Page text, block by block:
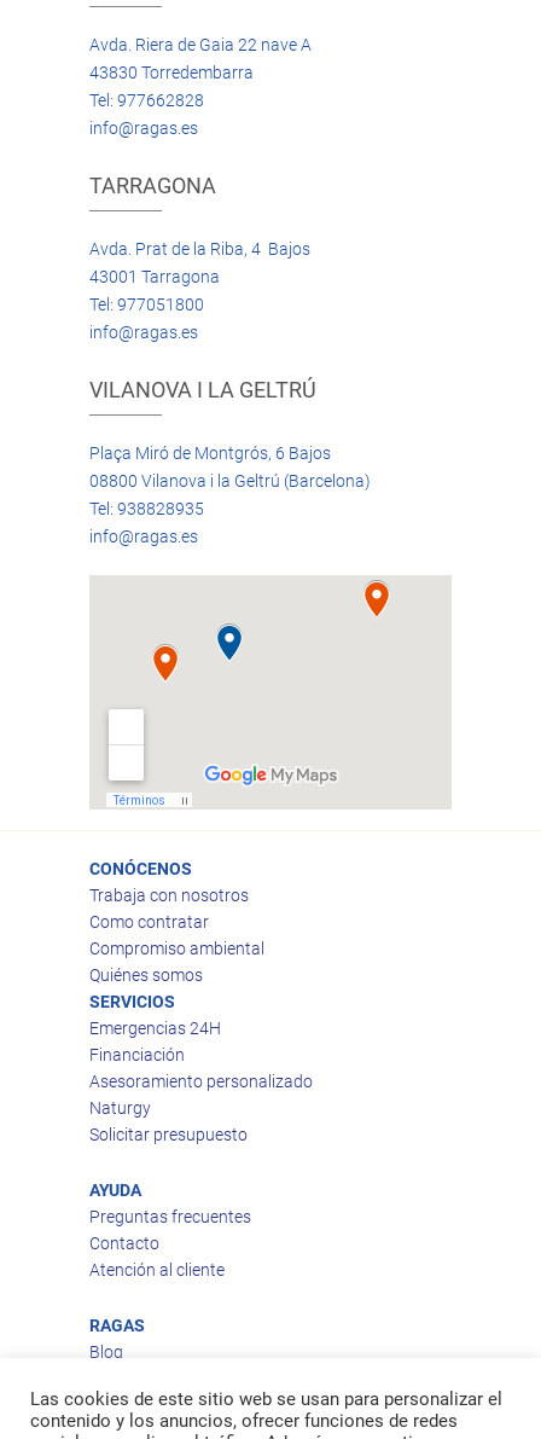
Avda. Riera de Gaia 22 nave A
43830 Torredembarra
Tel: 977662828
info@ragas.es
TARRAGONA
Avda. Prat de la Riba, 4 Bajos
43001 Tarragona
Tel: 977051800
info@ragas.es
VILANOVA I LA GELTRÚ
Plaça Miró de Montgrós, 6 Bajos
08800 Vilanova i la Geltrú (Barcelona)
Tel: 938828935
info@ragas.es
CONÓCENOS
Trabaja con nosotros
Como contratar
Compromiso ambiental
Quiénes somos
SERVICIOS
Emergencias 24H
Financiación
Asesoramiento personalizado
Naturgy
Solicitar presupuesto
AYUDA
Preguntas frecuentes
Contacto
Atención al cliente
RAGAS
Blog
Política de privacidad
Política de cookies
Las cookies de este sitio web se usan para personalizar el
contenido y los anuncios, ofrecer funciones de redes